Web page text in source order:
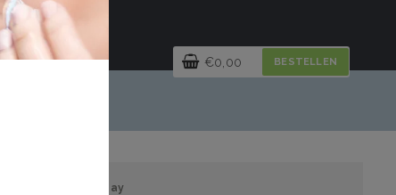
€0,00 BESTELLEN
La Roche-Posay